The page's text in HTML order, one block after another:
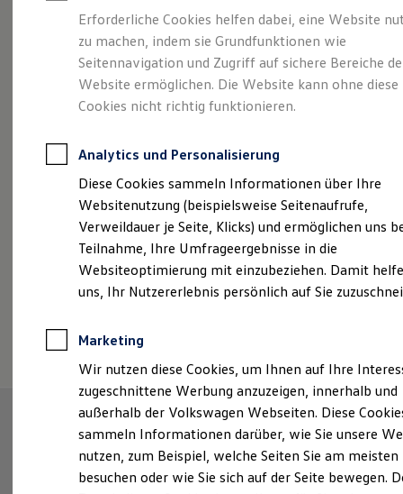
Leasing
Leasing-Angebote
Gebrauchtwagen Leasing
Junge Gebrauchtwagen-Leasing
Elektroauto Leasing
Kleinwagen-Leasing
Leasing ohne Anzahlung
Autokredit mit Schlussrate
Versicherungen und Garantien
Kfz-Versicherung
Restschuldversicherungen
Garantien
Wartungsverträge
Geschäftskunden
Professional Class bei Volkswagen
Großkunden
Behörden
Anpfiff zum Gewinn
Elektroautos
ID. Tutorials
Elektrofahrzeugkonzepte
Reichweite
Reichweite der ID. Modelle
Reichweite im Winter
Vielseitig, komfortabel,
leistungsstark. Der
Touran.
Erforderliche Cookies helfen dabei, eine Website
zu machen, indem sie Grundfunktionen wie
Seitennavigation und Zugriff auf sichere Bereiche
Website ermöglichen. Die Website kann ohne diese
Cookies nicht richtig funktionieren.
Analytics und Personalisierung
Diese Cookies sammeln Informationen über Ihre
Websitenutzung (beispielsweise Seitenaufrufe,
Verweildauer je Seite, Klicks) und ermöglichen uns
Teilnahme, Ihre Umfrageergebnisse in die
Websiteoptimierung mit einzubeziehen. Damit
uns, Ihr Nutzererlebnis persönlich auf Sie
Marketing
Wir nutzen diese Cookies, um Ihnen auf Ihre
zugeschnittene Werbung anzuzeigen, innerhalb und
außerhalb der Volkswagen Webseiten. Diese
sammeln Informationen darüber, wie Sie unsere
nutzen, zum Beispiel, welche Seiten Sie am meisten
besuchen oder wie Sie sich auf der Seite bewegen.